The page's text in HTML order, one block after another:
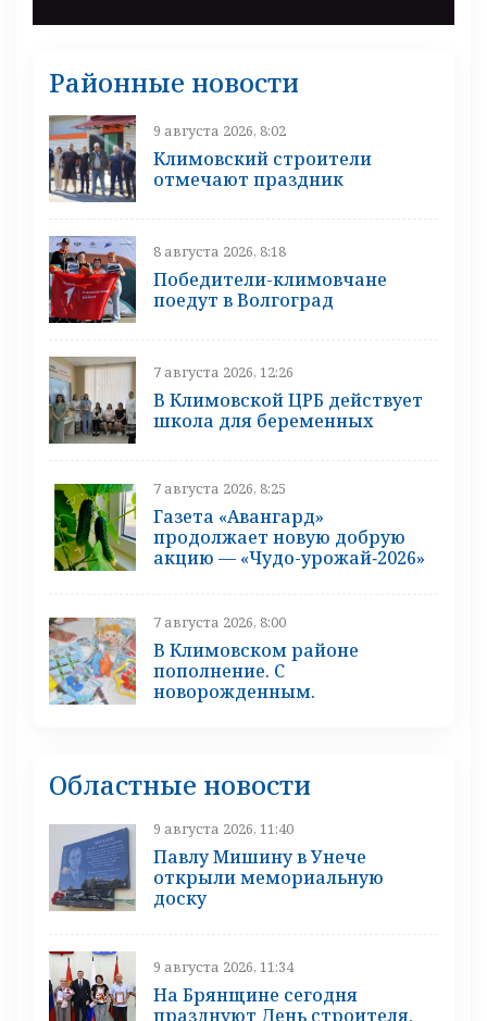
Районные новости
9 августа 2026, 8:02
Климовский строители
отмечают праздник
8 августа 2026, 8:18
Победители-климовчане
поедут в Волгоград
7 августа 2026, 12:26
В Климовской ЦРБ действует
школа для беременных
7 августа 2026, 8:25
Газета «Авангард»
продолжает новую добрую
акцию — «Чудо-урожай‑2026»
7 августа 2026, 8:00
В Климовском районе
пополнение. С
новорожденным.
Областные новости
9 августа 2026, 11:40
Павлу Мишину в Унече
открыли мемориальную
доску
9 августа 2026, 11:34
На Брянщине сегодня
празднуют День строителя.